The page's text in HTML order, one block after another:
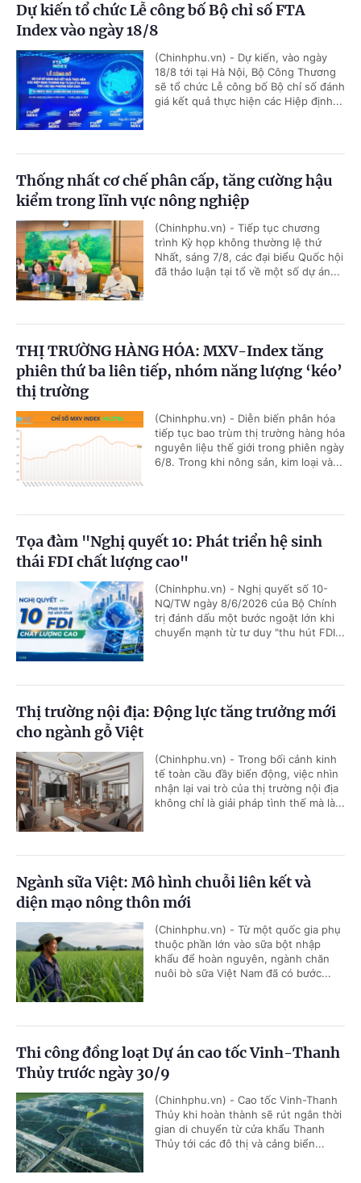
Dự kiến tổ chức Lễ công bố Bộ chỉ số FTA
Index vào ngày 18/8
(Chinhphu.vn) - Dự kiến, vào ngày
18/8 tới tại Hà Nội, Bộ Công Thương
sẽ tổ chức Lễ công bố Bộ chỉ số đánh
giá kết quả thực hiện các Hiệp định...
Thống nhất cơ chế phân cấp, tăng cường hậu
kiểm trong lĩnh vực nông nghiệp
(Chinhphu.vn) - Tiếp tục chương
trình Kỳ họp không thường lệ thứ
Nhất, sáng 7/8, các đại biểu Quốc hội
đã thảo luận tại tổ về một số dự án...
THỊ TRƯỜNG HÀNG HÓA: MXV-Index tăng
phiên thứ ba liên tiếp, nhóm năng lượng ‘kéo’
thị trường
(Chinhphu.vn) - Diễn biến phân hóa
tiếp tục bao trùm thị trường hàng hóa
nguyên liệu thế giới trong phiên ngày
6/8. Trong khi nông sản, kim loại và...
Tọa đàm "Nghị quyết 10: Phát triển hệ sinh
thái FDI chất lượng cao"
(Chinhphu.vn) - Nghị quyết số 10-
NQ/TW ngày 8/6/2026 của Bộ Chính
trị đánh dấu một bước ngoặt lớn khi
chuyển mạnh từ tư duy "thu hút FDI...
Thị trường nội địa: Động lực tăng trưởng mới
cho ngành gỗ Việt
(Chinhphu.vn) - Trong bối cảnh kinh
tế toàn cầu đầy biến động, việc nhìn
nhận lại vai trò của thị trường nội địa
không chỉ là giải pháp tình thế mà là...
Ngành sữa Việt: Mô hình chuỗi liên kết và
diện mạo nông thôn mới
(Chinhphu.vn) - Từ một quốc gia phụ
thuộc phần lớn vào sữa bột nhập
khẩu để hoàn nguyên, ngành chăn
nuôi bò sữa Việt Nam đã có bước...
Thi công đồng loạt Dự án cao tốc Vinh-Thanh
Thủy trước ngày 30/9
(Chinhphu.vn) - Cao tốc Vinh-Thanh
Thủy khi hoàn thành sẽ rút ngắn thời
gian di chuyển từ cửa khẩu Thanh
Thủy tới các đô thị và cảng biển...